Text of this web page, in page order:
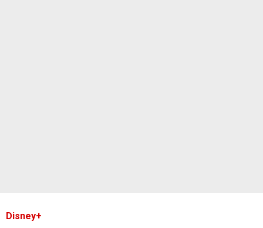
Disney+